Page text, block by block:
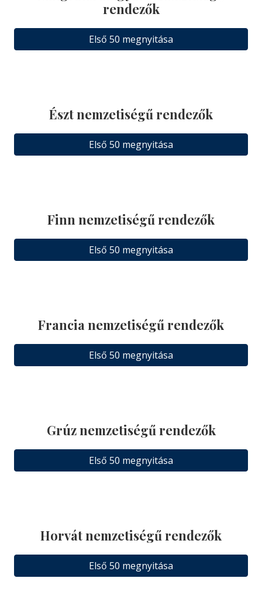
rendezők
Első 50 megnyitása
Észt nemzetiségű rendezők
Első 50 megnyitása
Finn nemzetiségű rendezők
Első 50 megnyitása
Francia nemzetiségű rendezők
Első 50 megnyitása
Grúz nemzetiségű rendezők
Első 50 megnyitása
Horvát nemzetiségű rendezők
Első 50 megnyitása